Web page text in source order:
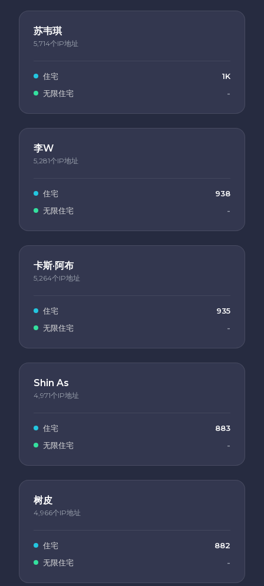
苏韦琪
5,714个IP地址
住宅
1K
无限住宅
-
李W
5,281个IP地址
住宅
938
无限住宅
-
卡斯·阿布
5,264个IP地址
住宅
935
无限住宅
-
Shin As
4,971个IP地址
住宅
883
无限住宅
-
树皮
4,966个IP地址
住宅
882
无限住宅
-